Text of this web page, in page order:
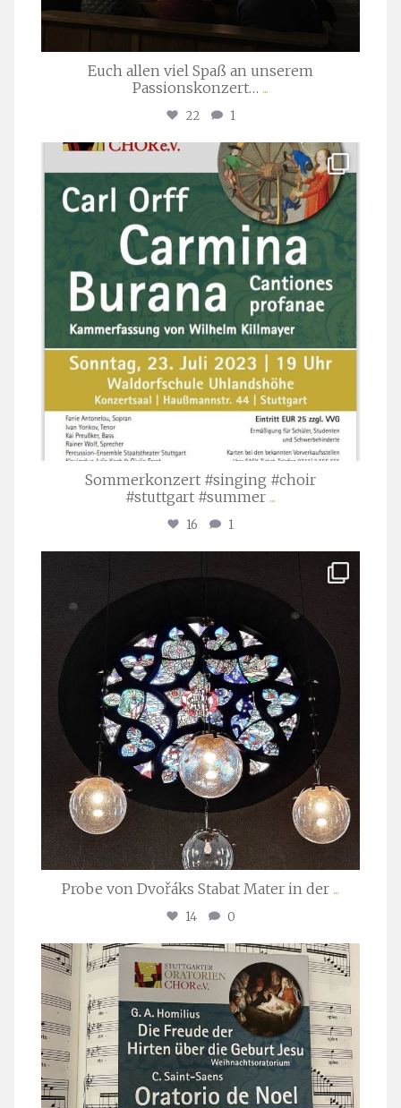
Euch allen viel Spaß an unserem
Passionskonzert… ...
22 1
stuttgarter_oratorienchor
Juli 22
Sommerkonzert #singing #choir
#stuttgart #summer ...
16 1
Apr. 1
Probe von Dvořáks Stabat Mater in der ...
14 0
stuttgarter_oratorienchor
Nov. 29